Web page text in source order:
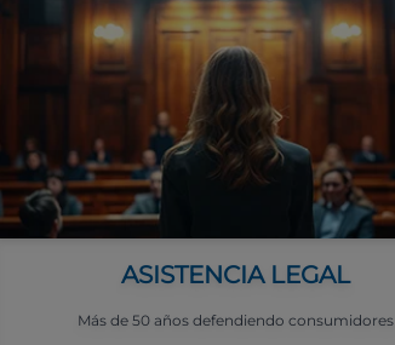
ASISTENCIA LEGAL
Más de 50 años defendiendo consumidores